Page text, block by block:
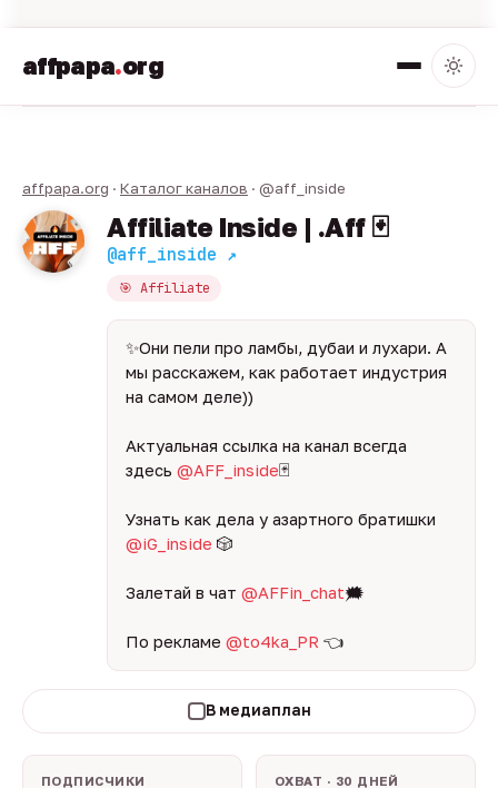
affpapa.org
affpapa.org · Каталог каналов · @aff_inside
Affiliate Inside | .Aff 🃏
@aff_inside ↗
🎯 Affiliate
✨Они пели про ламбы, дубаи и лухари. А
мы расскажем, как работает индустрия
на самом деле))
Актуальная ссылка на канал всегда
здесь @AFF_inside🃏
Узнать как дела у азартного братишки
@iG_inside 🎲
Залетай в чат @AFFin_chat🗯
По рекламе @to4ka_PR 👈
В медиаплан
ПОДПИСЧИКИ ОХВАТ · 30 ДНЕЙ